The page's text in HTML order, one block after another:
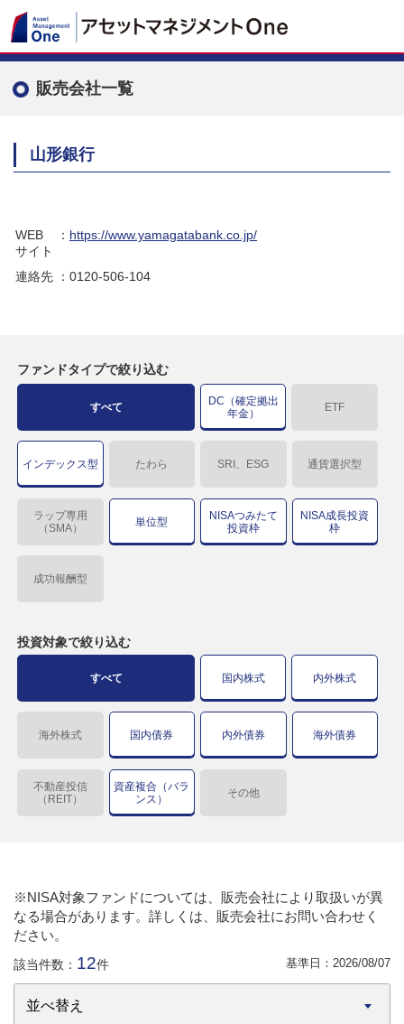
販売会社一覧
山形銀行
WEB
サイト
： https://www.yamagatabank.co.jp/
連絡先 ：0120-506-104
ファンドタイプで絞り込む
すべて
DC（確定拠出
年金）
ETF
インデックス型 たわら SRI、ESG 通貨選択型
ラップ専用
（SMA）
単位型
NISAつみたて
投資枠
NISA成長投資
枠
成功報酬型
投資対象で絞り込む
すべて 国内株式 内外株式
海外株式 国内債券 内外債券 海外債券
不動産投信
（REIT）
資産複合（バラ
ンス）
その他
※NISA対象ファンドについては、販売会社により取扱いが異
なる場合があります。詳しくは、販売会社にお問い合わせく
ださい。
該当件数： 12件 基準日： 2026/08/07